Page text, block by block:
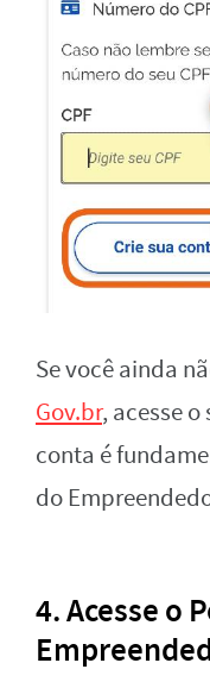
Se você ainda
Gov.br, acesse o
conta é
do
4.Acesse o